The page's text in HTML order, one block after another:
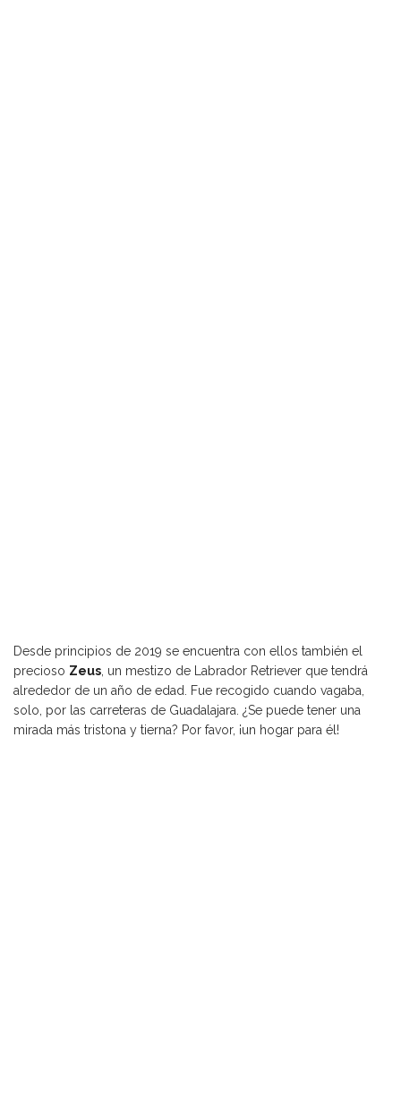
Desde principios de 2019 se encuentra con ellos también el
precioso Zeus, un mestizo de Labrador Retriever que tendrá
alrededor de un año de edad. Fue recogido cuando vagaba,
solo, por las carreteras de Guadalajara. ¿Se puede tener una
mirada más tristona y tierna? Por favor, ¡un hogar para él!